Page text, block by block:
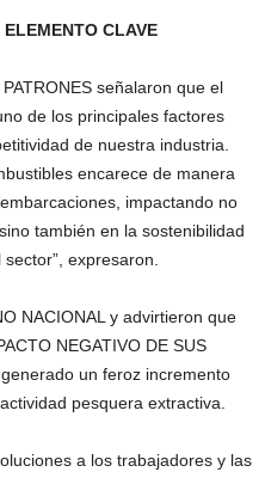
CLAVE
señalaron que el
de los principales factores
de nuestra industria.
encarece de manera
impactando no
también en la sostenibilidad
expresaron.
NACIONAL y advirtieron que
NEGATIVO DE SUS
un feroz incremento
pesquera extractiva.
a los trabajadores y las